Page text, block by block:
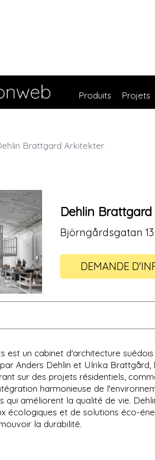
Produits Projets
Brattgard Arkitekter
Dehlin
Björngårdsgatan 13
DEMANDE
est un cabinet d'architecture
Anders Dehlin et Ulrika
sur des projets résidentiels,
harmonieuse de
qui améliorent la qualité de vie.
écologiques et de solutions éco-
la durabilité.